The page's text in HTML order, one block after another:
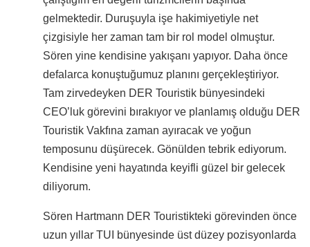
gelmektedir. Duruşuyla işe hakimiyetiyle net
çizgisiyle her zaman tam bir rol model olmuştur.
Sören yine kendisine yakışanı yapıyor. Daha önce
defalarca konuştuğumuz planını gerçekleştiriyor.
Tam zirvedeyken DER Touristik bünyesindeki
CEO’luk görevini bırakıyor ve planlamış olduğu DER
Touristik Vakfına zaman ayıracak ve yoğun
temposunu düşürecek. Gönülden tebrik ediyorum.
Kendisine yeni hayatında keyifli güzel bir gelecek
diliyorum.
Sören Hartmann DER Touristikteki görevinden önce
uzun yıllar TUI bünyesinde üst düzey pozisyonlarda